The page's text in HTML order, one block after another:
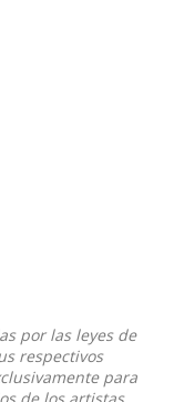
por las leyes de
respectivos
para